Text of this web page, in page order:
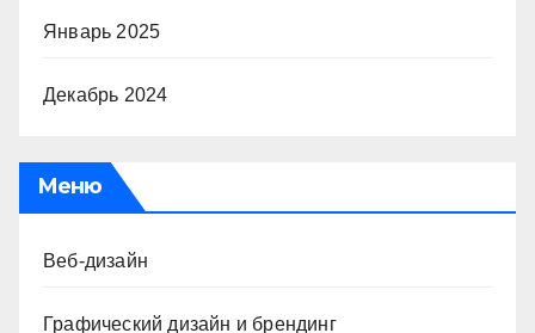
Январь 2025
Декабрь 2024
Меню
Веб-дизайн
Графический дизайн и брендинг